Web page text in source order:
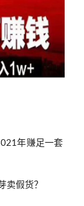
年赚足一套
卖假货？